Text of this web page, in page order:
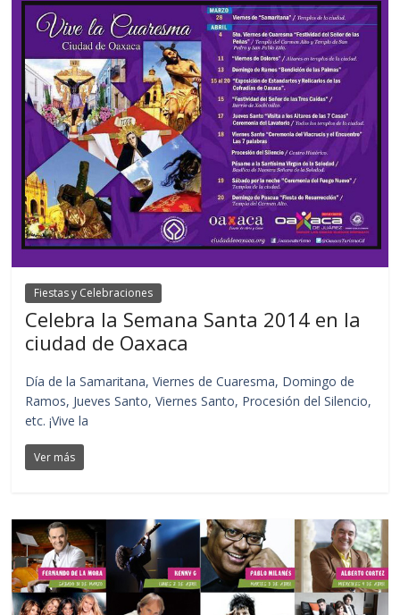
Fiestas y Celebraciones
Celebra la Semana Santa 2014 en la
ciudad de Oaxaca
Día de la Samaritana, Viernes de Cuaresma, Domingo de
Ramos, Jueves Santo, Viernes Santo, Procesión del Silencio,
etc. ¡Vive la
Ver más